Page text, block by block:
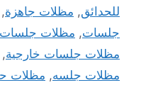
للحدائق, مظلات جاهزة,
جلسات, مظلات
مظلات جلسات خارجية,
مظلات جلسه, مظلات